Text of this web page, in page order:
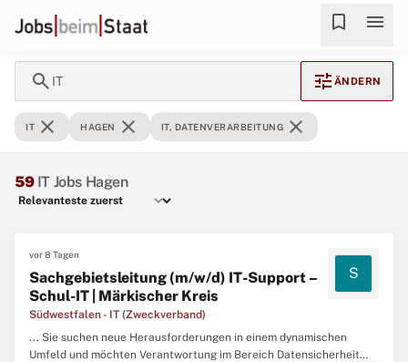
bookmark menu
search IT tune ÄNDERN
IT close HAGEN close IT, DATENVERARBEITUNG close
59 IT Jobs Hagen
vor 8 Tagen
Sachgebietsleitung (m/w/d) IT-Support –
Schul-IT | Märkischer Kreis
Südwestfalen - IT (Zweckverband)
S
... Sie suchen neue Herausforderungen in einem dynamischen
Umfeld und möchten Verantwortung im Bereich Datensicherheit